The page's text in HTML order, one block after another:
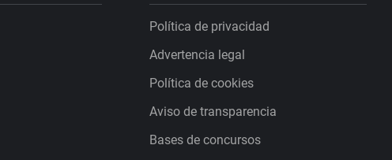
Política de privacidad
Advertencia legal
Política de cookies
Aviso de transparencia
Bases de concursos